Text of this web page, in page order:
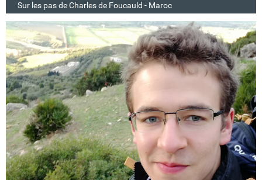
Sur les pas de Charles de Foucauld - Maroc